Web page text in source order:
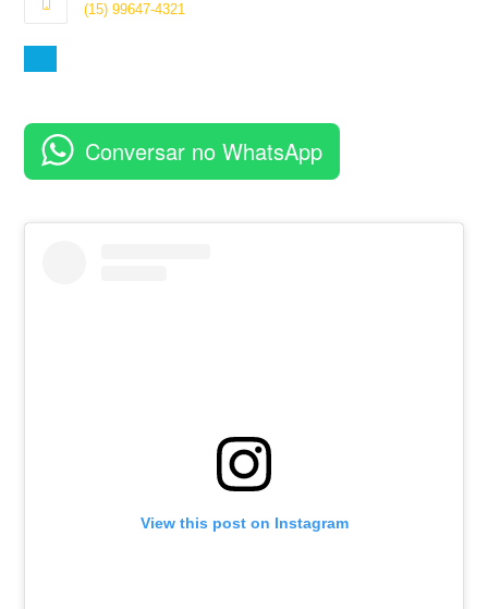
(15) 99647-4321
aplicativo
Conversar no WhatsApp
View this post on Instagram